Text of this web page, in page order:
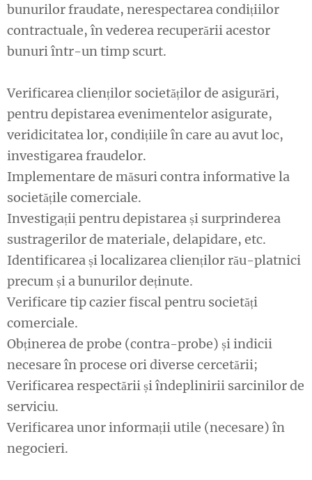
bunurilor fraudate, nerespectarea condițiilor
contractuale, în vederea recuperării acestor
bunuri într-un timp scurt.
Verificarea clienților societăților de asigurări,
pentru depistarea evenimentelor asigurate,
veridicitatea lor, condițiile în care au avut loc,
investigarea fraudelor.
Implementare de măsuri contra informative la
societățile comerciale.
Investigații pentru depistarea și surprinderea
sustragerilor de materiale, delapidare, etc.
Identificarea și localizarea clienților rău-platnici
precum și a bunurilor deținute.
Verificare tip cazier fiscal pentru societăți
comerciale.
Obținerea de probe (contra-probe) și indicii
necesare în procese ori diverse cercetării;
Verificarea respectării și îndeplinirii sarcinilor de
serviciu.
Verificarea unor informații utile (necesare) în
negocieri.